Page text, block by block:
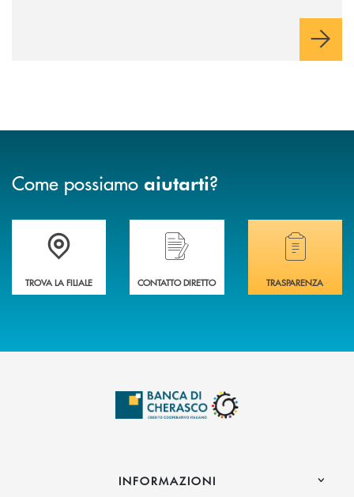
Come possiamo aiutarti?
Accedi all' elenco completo delle filiali .
TROVA LA FILIALE
Hai bisogno di assistenza immediata?
CONTATTO DIRETTO
Hai bisogno di
TRASPARENZA
INFORMAZIONI